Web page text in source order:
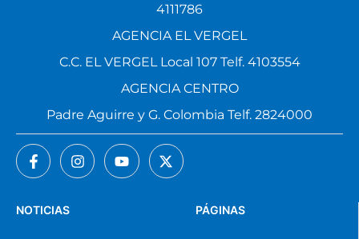
PÁGINAS
NOTICIAS
4111786
AGENCIA EL VERGEL
C.C. EL VERGEL Local 107 Telf. 4103554
AGENCIA CENTRO
Padre Aguirre y G. Colombia Telf. 2824000